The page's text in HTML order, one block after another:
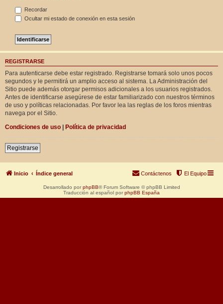
Recordar
Ocultar mi estado de conexión en esta sesión
REGISTRARSE
Para autenticarse debe estar registrado. Registrarse tomará solo unos pocos
segundos y le permitirá un amplio acceso al sistema. La Administración del
Sitio puede además otorgar permisos adicionales a los usuarios registrados.
Antes de identificarse asegúrese de estar familiarizado con nuestros términos
de uso y políticas relacionadas. Por favor lea las reglas de los foros mientras
navega por el Sitio.
Condiciones de uso | Política de privacidad
Registrarse
Inicio Índice general El Equipo
Contáctenos
Desarrollado por phpBB® Forum Software © phpBB Limited
Traducción al español por phpBB España